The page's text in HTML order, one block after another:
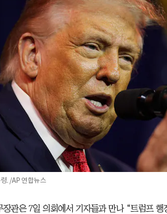
. /AP 연합뉴스
장관은 7일 의회에서 기자들과 만나 “트럼프 행